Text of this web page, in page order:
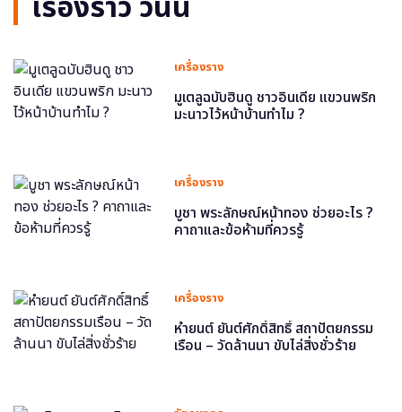
เครื่องราง
มูเตลูฉบับฮินดู ชาวอินเดีย แขวนพริก
มะนาวไว้หน้าบ้านทำไม ?
เครื่องราง
บูชา พระลักษณ์หน้าทอง ช่วยอะไร ?
คาถาและข้อห้ามที่ควรรู้
เครื่องราง
หำยนต์ ยันต์ศักดิ์สิทธิ์ สถาปัตยกรรม
เรือน – วัดล้านนา ขับไล่สิ่งชั่วร้าย